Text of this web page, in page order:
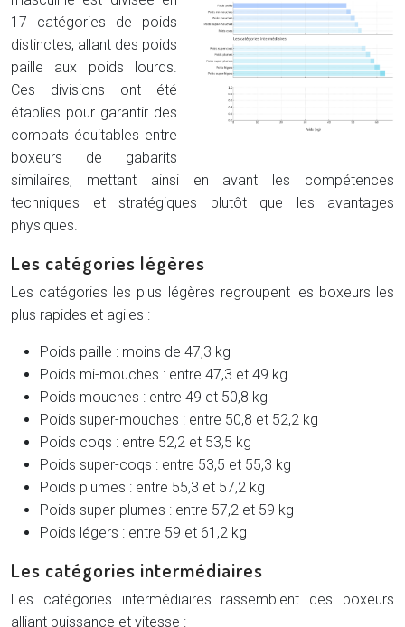
17 catégories de poids
distinctes, allant des poids
paille aux poids lourds.
Ces divisions ont été
établies pour garantir des
combats équitables entre
boxeurs de gabarits
similaires, mettant ainsi en avant les compétences
techniques et stratégiques plutôt que les avantages
physiques.
Les catégories légères
Les catégories les plus légères regroupent les boxeurs les
plus rapides et agiles :
Poids paille : moins de 47,3 kg
Poids mi-mouches : entre 47,3 et 49 kg
Poids mouches : entre 49 et 50,8 kg
Poids super-mouches : entre 50,8 et 52,2 kg
Poids coqs : entre 52,2 et 53,5 kg
Poids super-coqs : entre 53,5 et 55,3 kg
Poids plumes : entre 55,3 et 57,2 kg
Poids super-plumes : entre 57,2 et 59 kg
Poids légers : entre 59 et 61,2 kg
Les catégories intermédiaires
Les catégories intermédiaires rassemblent des boxeurs
alliant puissance et vitesse :